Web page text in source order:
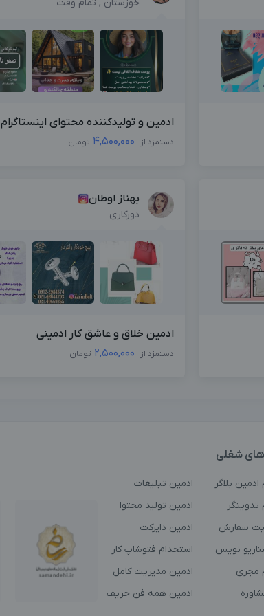
خوزستان , تمام وقت
ادمین و تولیدکننده محتوای اینستاگرام
دستمزد از 4,500,000 تومان
بهناز اوطان
دورکاری
ادمین خلاق و عاشق کار ادمینی
دستمزد از 2,500,000 تومان
شغلی
بلاگر
ادمین تبلیغات
تدوینگر
ادمین تولید محتوا
سفارش
ادمین دایرکت
نویس
استخدام فتوشاپ کار
مجری
ادمین مدیریت کامل
ادمین همه فن حریف